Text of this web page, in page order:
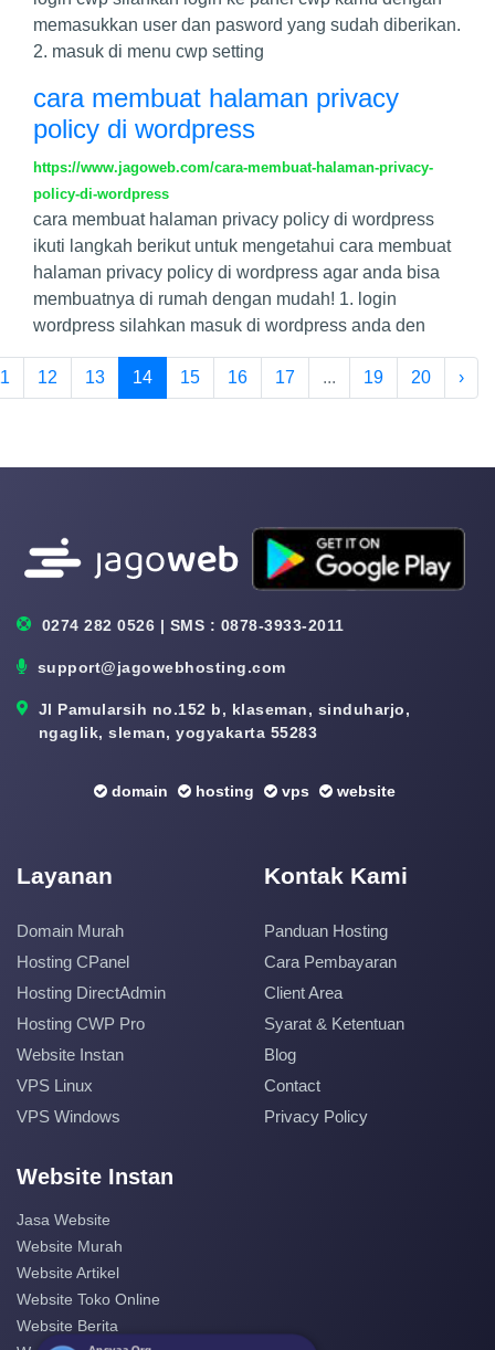
memasukkan user dan pasword yang sudah diberikan.
2. masuk di menu cwp setting
cara membuat halaman privacy
policy di wordpress
https://www.jagoweb.com/cara-membuat-halaman-privacy-
policy-di-wordpress
cara membuat halaman privacy policy di wordpress
ikuti langkah berikut untuk mengetahui cara membuat
halaman privacy policy di wordpress agar anda bisa
membuatnya di rumah dengan mudah! 1. login
wordpress silahkan masuk di wordpress anda den
12 13 14 15 16 17 ... 19 20 ›
0274 282 0526 | SMS : 0878-3933-2011
support@jagowebhosting.com
Jl Pamularsih no.152 b, klaseman, sinduharjo,
ngaglik, sleman, yogyakarta 55283
domain hosting vps website
Layanan
Domain Murah
Hosting CPanel
Hosting DirectAdmin
Hosting CWP Pro
Website Instan
VPS Linux
VPS Windows
Kontak Kami
Panduan Hosting
Cara Pembayaran
Client Area
Syarat & Ketentuan
Blog
Contact
Privacy Policy
Website Instan
Jasa Website
Website Murah
Website Artikel
Website Toko Online
Website Berita